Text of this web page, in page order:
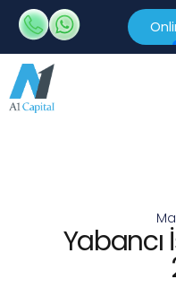
Yabancı